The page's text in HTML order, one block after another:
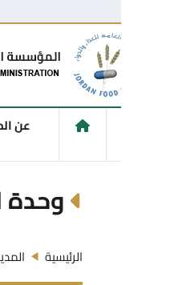
عن المؤسسة
وحدة
المديريات